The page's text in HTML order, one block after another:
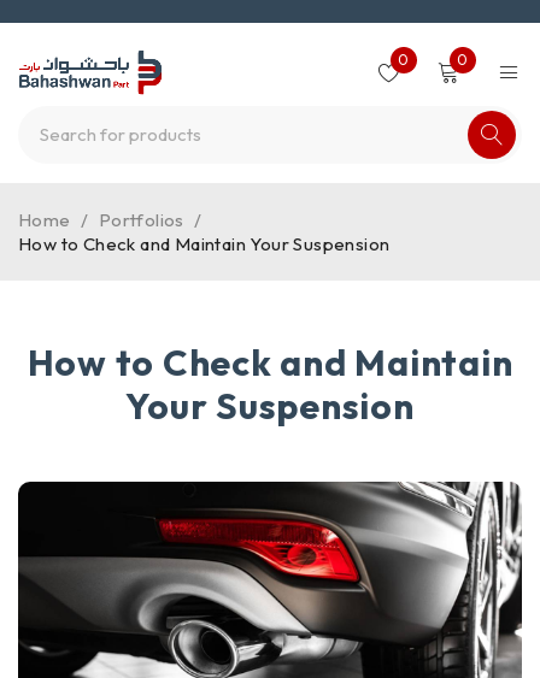
0 0
Home / Portfolios /
How to Check and Maintain Your Suspension
How to Check and Maintain
Your Suspension